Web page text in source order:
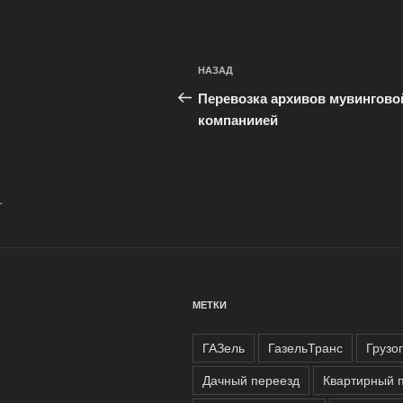
Навигация
по
записям
Предыдущая
запись:
НАЗАД
Перевозка архивов
компаниией
.
МЕТКИ
ГАЗель ГазельТранс
Дачный переезд
Квартирный